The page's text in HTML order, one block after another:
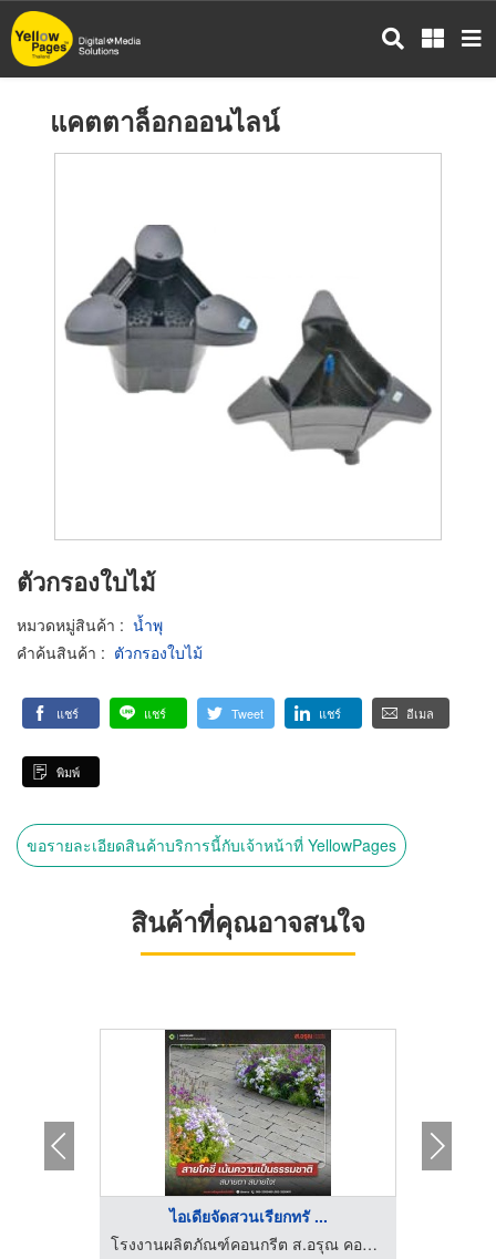
ข้าม
ไป
แคตตาล็อกออนไลน์
ตัวกรองใบไม้
หมวดหมู่สินค้า : น้ำพุ
คำค้นสินค้า : ตัวกรองใบไม้
แชร์ แชร์ Tweet แชร์ อีเมล
พิมพ์
ขอรายละเอียดสินค้าบริการนี้กับเจ้าหน้าที่ YellowPages
สินค้าที่คุณอาจสนใจ
ไอเดียจัดสวนเรียกทรั ...
โรงงานผลิตภัณฑ์คอนกรีต ส.อรุณ คอนกรีต ปทุมธานี